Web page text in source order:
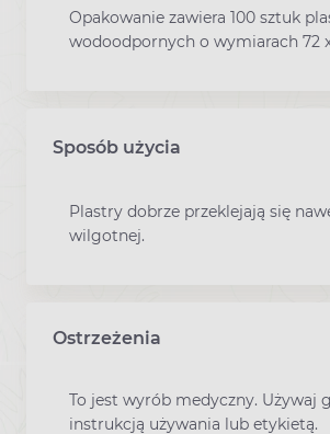
Opakowanie zawiera 100 sztuk
wodoodpornych o wymiarach 72
Sposób użycia
Plastry dobrze przeklejają się
wilgotnej.
Ostrzeżenia
To jest wyrób medyczny. Używaj
instrukcją używania lub etykietą.